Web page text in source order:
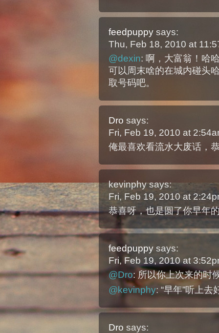
feedpuppy says:
Thu, Feb 18, 2010 at
@dexin: 啊，大富翁！哈
可以周末啥的在城内碰头
取号码吧。
Dro says:
Fri, Feb 19, 2010 at
俺最喜欢看流水大废话，
kevinphy says:
Fri, Feb 19, 2010 at
恭喜呀，也是圆了你早年
feedpuppy says:
Fri, Feb 19, 2010 at
@Dro: 所以你上次来的时
@kevinphy: “早年”听上去
Dro says: